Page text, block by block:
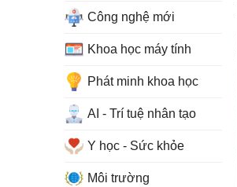
Công nghệ mới
Khoa học máy tính
Phát minh khoa học
AI - Trí tuệ nhân tạo
Y học - Sức khỏe
Môi trường